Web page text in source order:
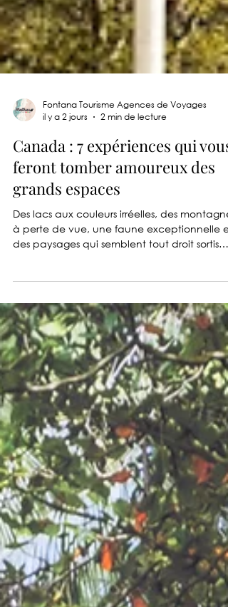
Fontana Tourisme Agences de Voyages
il y a 2 jours
2 min de lecture
Canada : 7 expériences qui vous
feront tomber amoureux des
grands espaces
Des lacs aux couleurs irréelles, des
destination qui ne laisse personne indifférent.
Sur notre blog, découvrez 7 expériences
incontournables qui donnent envie de partir
à la découverte de ce pays fascinant.